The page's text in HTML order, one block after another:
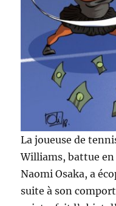
La joueuse de
Williams, battue en
Naomi Osaka, a
suite à son